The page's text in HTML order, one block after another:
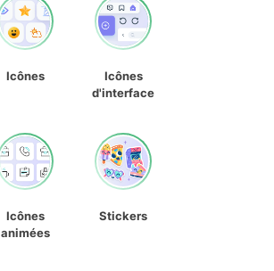
Icônes
Icônes
d'interface
Icônes
animées
Stickers